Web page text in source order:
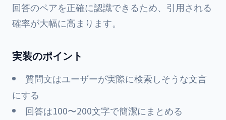
回答のペアを正確に認識できるため、引用される
確率が大幅に高まります。
実装のポイント
質問文はユーザーが実際に検索しそうな文言
にする
回答は100〜200文字で簡潔にまとめる